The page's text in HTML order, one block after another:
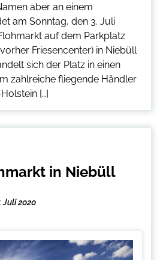
aber an einem
am Sonntag, den 3. Juli
auf dem Parkplatz
Friesencenter) in Niebüll
sich der Platz in einen
zahlreiche fliegende Händler
[…]
in Niebüll
Juli 2020